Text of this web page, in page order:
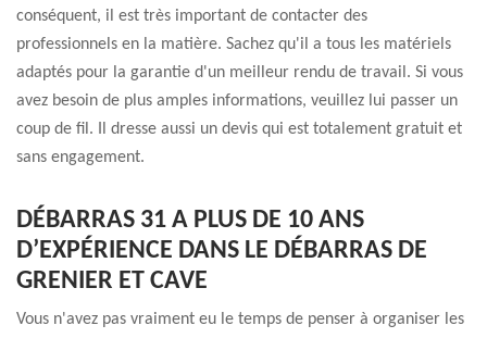
conséquent, il est très important de contacter des
professionnels en la matière. Sachez qu'il a tous les matériels
adaptés pour la garantie d'un meilleur rendu de travail. Si vous
avez besoin de plus amples informations, veuillez lui passer un
coup de fil. Il dresse aussi un devis qui est totalement gratuit et
sans engagement.
DÉBARRAS 31 A PLUS DE 10 ANS
D’EXPÉRIENCE DANS LE DÉBARRAS DE
GRENIER ET CAVE
Vous n'avez pas vraiment eu le temps de penser à organiser les